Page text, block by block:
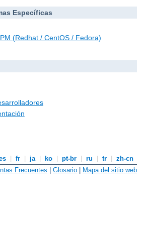
Específicas
(Redhat / CentOS / Fedora)
fr ja ko pt-br ru tr
zh-cn
Frecuentes | Glosario | Mapa del sitio web